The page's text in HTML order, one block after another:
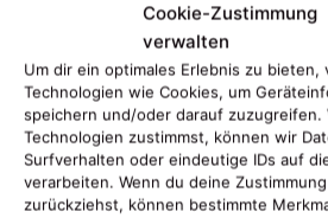
Cookie-Zustimmung
verwalten
Um dir ein optimales Erlebnis zu
Technologien wie Cookies, um
speichern und/oder darauf zuzugreifen.
Technologien zustimmst, können wir
Surfverhalten oder eindeutige IDs auf
verarbeiten. Wenn du deine
zurückziehst, können bestimmte
Wenn ich mit den rein
psychologischen Therapien und
kam, ging ich zu Leuten, die spirituell
waren, von denen ich lernen durfte.
purer sachlicher Notwendigkeit
um mich und andere energetisch zu
reinigen.